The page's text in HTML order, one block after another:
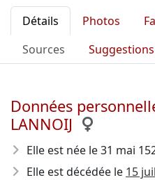
Détails Photos
Sources
Suggestions
Données
LANNOIJ
Elle est née le 31 mai
Elle est décédée le 15